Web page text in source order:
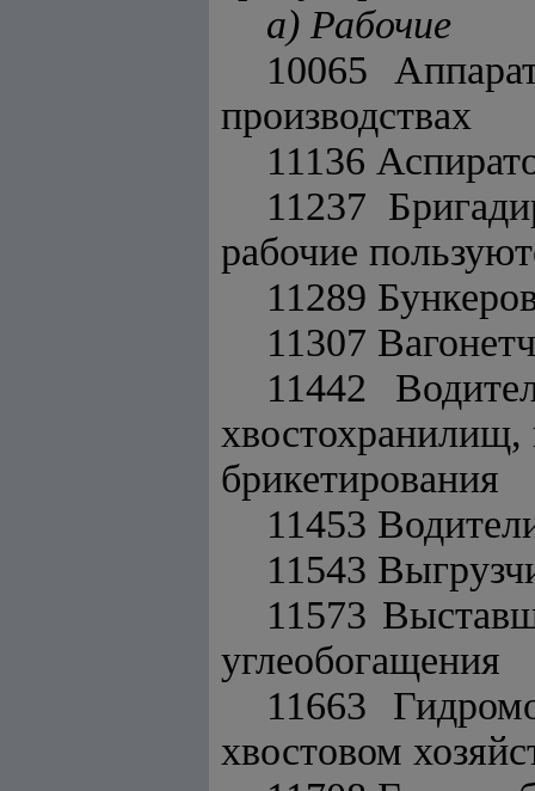
а) Рабочие
10065
производствах
11136
11237
рабочие
11289
11307
11442
брикетирования
11453
11543
11573
углеобогащения
11663
хвостовом